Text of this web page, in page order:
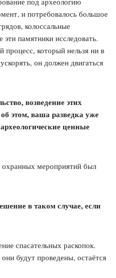
и потребовалось большое
колоссальные
эти памятники исследовать.
процесс, который нельзя ни в
он должен двигаться
возведение этих
этом, ваша разведка уже
ценные
мероприятий был
в таком случае, если
спасательных раскопок.
будут проведены, остаётся